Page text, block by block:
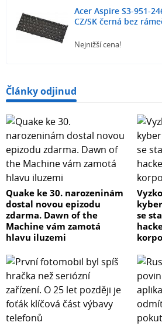
Acer Aspire S3-951-
CZ/SK černá bez
Nejnižší cena!
Články odjinud
Quake ke 30. narozeninám
dostal novou epizodu
zdarma. Dawn of the
Machine vám zamotá
hlavu iluzemi
se